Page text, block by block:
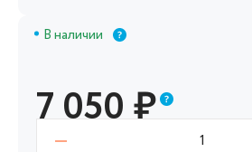
В наличии
7 050₽
1